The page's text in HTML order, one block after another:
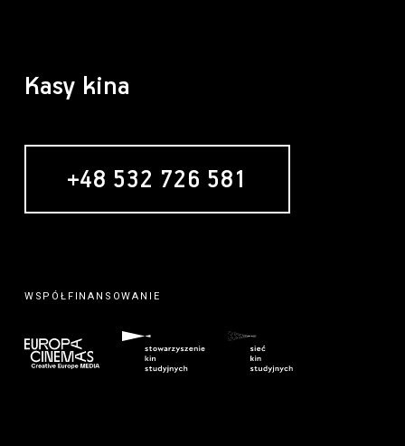
Kasy kina
+48 532 726 581
WSPÓŁFINANSOWANIE